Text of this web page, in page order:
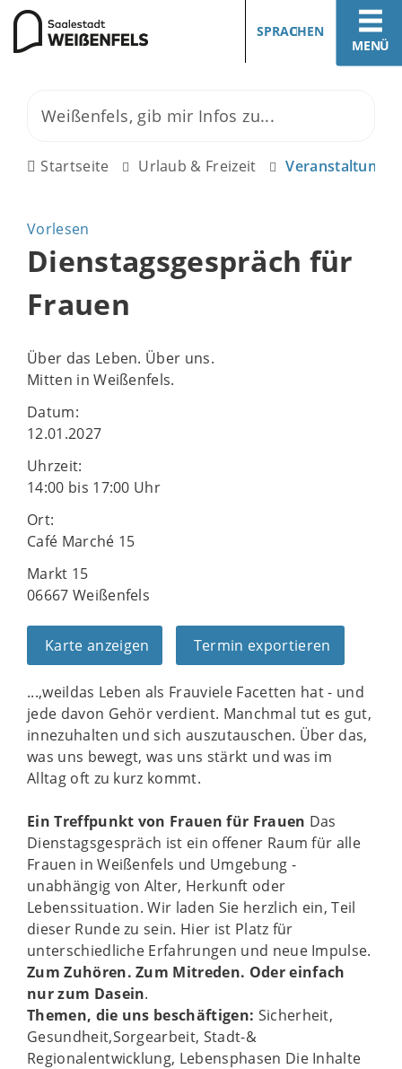
MENÜ
SPRACHEN
Startseite Urlaub & Freizeit
Vorlesen
Dienstagsgespräch für
Frauen
Über das Leben. Über uns.
Mitten in Weißenfels.
Datum:
12.01.2027
Uhrzeit:
14:00 bis 17:00 Uhr
Ort:
Café Marché 15
Markt 15
06667 Weißenfels
Karte anzeigen Termin exportieren
...,weildas Leben als Frauviele Facetten hat - und
jede davon Gehör verdient. Manchmal tut es gut,
innezuhalten und sich auszutauschen. Über das,
was uns bewegt, was uns stärkt und was im
Alltag oft zu kurz kommt.
Ein Treffpunkt von Frauen für Frauen Das
Dienstagsgespräch ist ein offener Raum für alle
Frauen in Weißenfels und Umgebung -
unabhängig von Alter, Herkunft oder
Lebenssituation. Wir laden Sie herzlich ein, Teil
dieser Runde zu sein. Hier ist Platz für
unterschiedliche Erfahrungen und neue Impulse.
Zum Zuhören. Zum Mitreden. Oder einfach
nur zum Dasein.
Themen, die uns beschäftigen: Sicherheit,
Gesundheit,Sorgearbeit, Stadt-&
Regionalentwicklung, Lebensphasen Die Inhalte